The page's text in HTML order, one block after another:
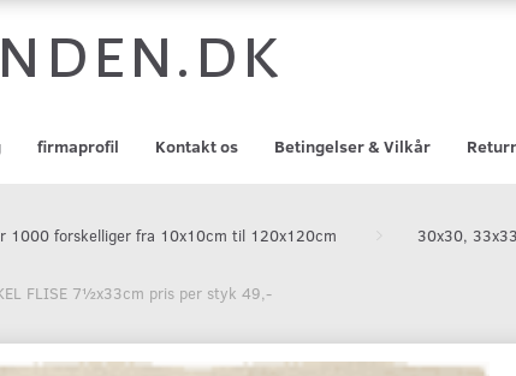
firmaprofil Kontakt os Betingelser & Vilkår
1000 forskelliger fra 10x10cm til 120x120cm 30x30,
FLISE 7½x33cm pris per styk 49,-